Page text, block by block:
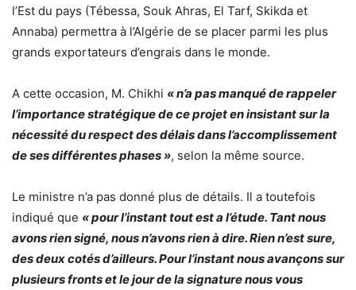
l’Est du pays (Tébessa, Souk Ahras, El Tarf, Skikda et
Annaba) permettra à l’Algérie de se placer parmi les plus
grands exportateurs d’engrais dans le monde.
A cette occasion, M. Chikhi « n’a pas manqué de rappeler
l’importance stratégique de ce projet en insistant sur la
nécessité du respect des délais dans l’accomplissement
de ses différentes phases », selon la même source.
Le ministre n’a pas donné plus de détails. Il a toutefois
indiqué que « pour l’instant tout est a l’étude. Tant nous
avons rien signé, nous n’avons rien à dire. Rien n’est sure,
des deux cotés d’ailleurs. Pour l’instant nous avançons sur
plusieurs fronts et le jour de la signature nous vous